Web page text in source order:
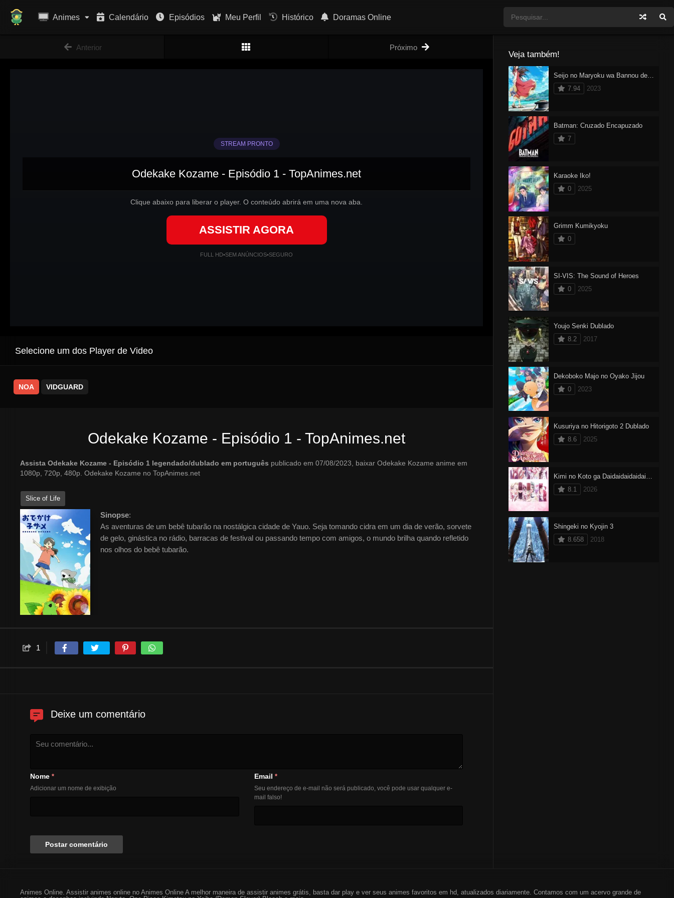
Animes Calendário Episódios Meu Perfil Histórico Doramas Online
Anterior Próximo
STREAM PRONTO
Odekake Kozame - Episódio 1 - TopAnimes.net
Clique abaixo para liberar o player. O conteúdo abrirá em uma nova aba.
ASSISTIR AGORA
FULL HD•SEM ANÚNCIOS•SEGURO
Selecione um dos Player de Video
NOA VIDGUARD
Odekake Kozame - Episódio 1 - TopAnimes.net
Assista Odekake Kozame - Episódio 1 legendado/dublado em português publicado em 07/08/2023, baixar Odekake Kozame anime em
1080p, 720p, 480p. Odekake Kozame no TopAnimes.net
Slice of Life
Sinopse:
As aventuras de um bebê tubarão na nostálgica cidade de Yauo. Seja tomando cidra em um dia de verão, sorvete
de gelo, ginástica no rádio, barracas de festival ou passando tempo com amigos, o mundo brilha quando refletido
nos olhos do bebê tubarão.
1
Deixe um comentário
Nome *
Adicionar um nome de exibição
Email *
Seu endereço de e-mail não será publicado, você pode usar qualquer e-
mail falso!
Veja também!
Seijo no Maryoku wa Bannou desu 2
7.94
2023
Batman: Cruzado Encapuzado
7
Karaoke Iko!
0
2025
Grimm Kumikyoku
0
SI-VIS: The Sound of Heroes
0
2025
Youjo Senki Dublado
8.2
2017
Dekoboko Majo no Oyako Jijou
0
2023
Kusuriya no Hitorigoto 2 Dublado
8.6
2025
Kimi no Koto ga Daidaidaidaidaisuki na 100-nin no Kanojo 3
8.1
2026
Shingeki no Kyojin 3
8.658
2018
Animes Online. Assistir animes online no Animes Online A melhor maneira de assistir animes grátis, basta dar play e ver seus animes favoritos em hd, atualizados diariamente. Contamos com um acervo grande de